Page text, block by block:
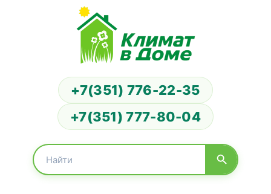
+7(351) 776-22-35
+7(351) 777-80-04